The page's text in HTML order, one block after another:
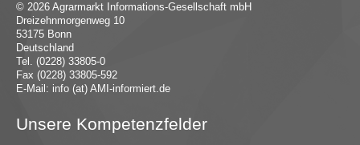
© 2026 Agrarmarkt Informations-Gesellschaft mbH
Dreizehnmorgenweg 10
53175 Bonn
Deutschland
Tel. (0228) 33805-0
Fax (0228) 33805-592
E-Mail: info (at) AMI-informiert.de
Unsere Kompetenzfelder